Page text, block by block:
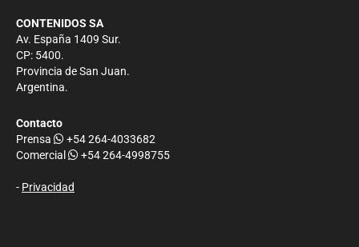
CONTENIDOS SA
Av. España 1409 Sur.
CP: 5400.
Provincia de San Juan.
Argentina.
Contacto
Prensa
+54 264-4033682
Comercial
+54 264-4998755
- Privacidad